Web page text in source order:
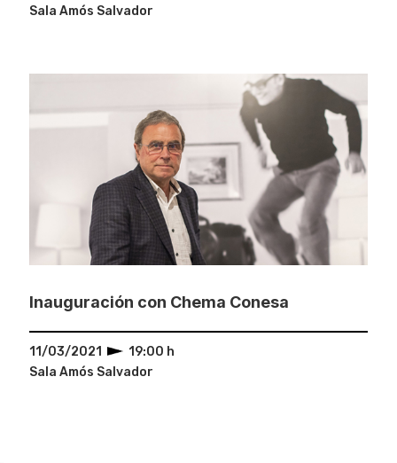
Sala Amós Salvador
Inauguración con Chema Conesa
11/03/2021
19:00 h
Sala Amós Salvador